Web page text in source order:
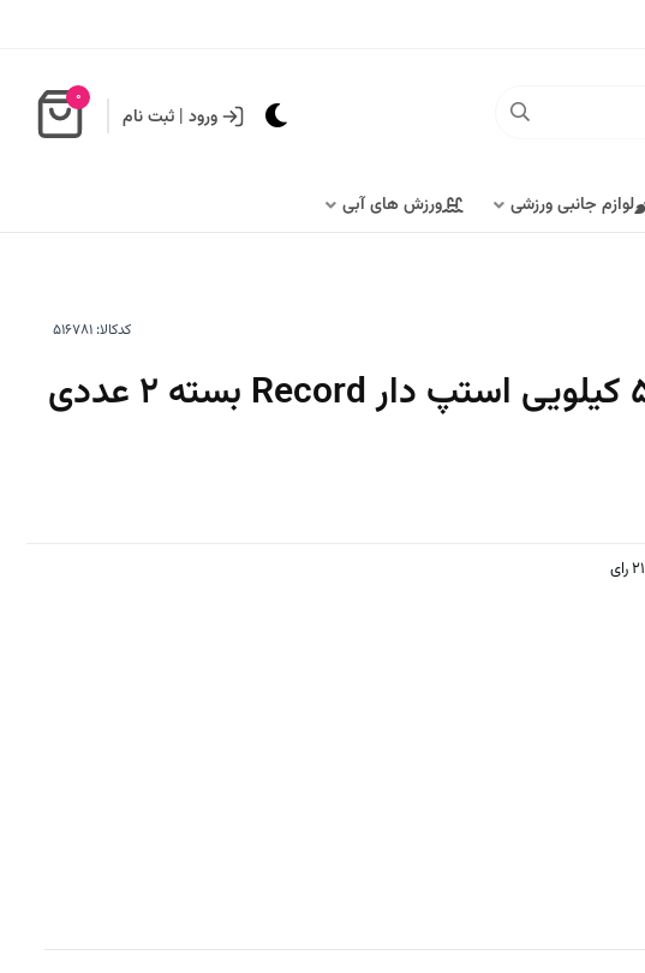
ورود | ثبت نام
0
لوازم جانبی ورزشی ورزش های آبی
کدکالا:
21رای